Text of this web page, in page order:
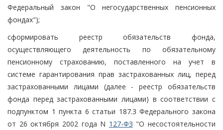
Федеральный закон "О негосударственных пенсионных
фондах");
сформировать реестр обязательств фонда,
осуществляющего деятельность по обязательному
пенсионному страхованию, поставленного на учет в
системе гарантирования прав застрахованных лиц, перед
застрахованными лицами (далее - реестр обязательств
фонда перед застрахованными лицами) в соответствии с
подпунктом 1 пункта 6 статьи 187.3 Федерального закона
от 26 октября 2002 года N 127-ФЗ "О несостоятельности